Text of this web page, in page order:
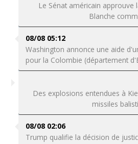
Le Sénat américain
Blanche
08/08 05:12
Washington annonce une aide
pour la Colombie (département
Des explosions entendues à
missiles
08/08 02:06
Trump qualifie la décision de